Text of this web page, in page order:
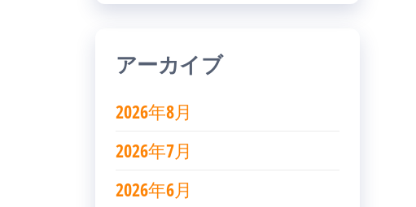
アーカイブ
2026年8月
2026年7月
2026年6月